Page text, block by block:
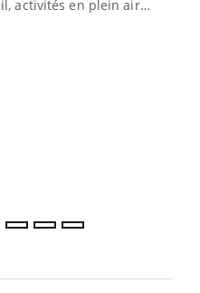
activités en plein air…